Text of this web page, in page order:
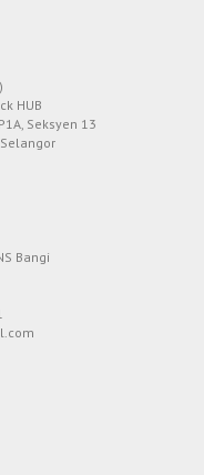
HUB
Seksyen 13
Bangi